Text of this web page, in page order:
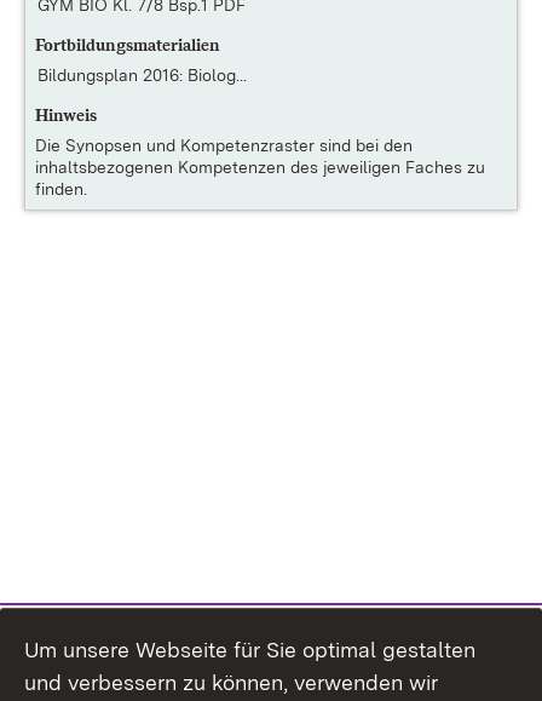
GYM BIO Kl. 7/8 Bsp.1 PDF
Fortbildungsmaterialien
Bildungsplan 2016: Biolog...
Hinweis
Die Synopsen und Kompetenzraster sind bei den
inhaltsbezogenen Kompetenzen des jeweiligen Faches zu
finden.
Um unsere Webseite für Sie optimal gestalten
und verbessern zu können, verwenden wir